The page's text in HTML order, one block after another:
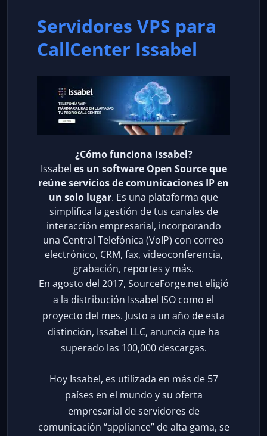
Servidores VPS para
CallCenter Issabel
¿Cómo funciona Issabel?
Issabel es un software Open Source que
reúne servicios de comunicaciones IP en
un solo lugar. Es una plataforma que
simplifica la gestión de tus canales de
interacción empresarial, incorporando
una Central Telefónica (VoIP) con correo
electrónico, CRM, fax, videoconferencia,
grabación, reportes y más.
En agosto del 2017, SourceForge.net eligió
a la distribución Issabel ISO como el
proyecto del mes. Justo a un año de esta
distinción, Issabel LLC, anuncia que ha
superado las 100,000 descargas.
Hoy Issabel, es utilizada en más de 57
países en el mundo y su oferta
empresarial de servidores de
comunicación “appliance” de alta gama, se